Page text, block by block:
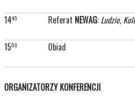
1445 Referat NEWAG: Ludzie,
1500 Obiad
ORGANIZATORZY KONFERENCJI